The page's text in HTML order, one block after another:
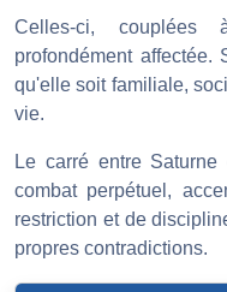
Celles-ci,
profondément affectée.
qu'elle soit familiale,
vie.
Le carré entre
combat perpétuel,
restriction et de
propres contradictions.